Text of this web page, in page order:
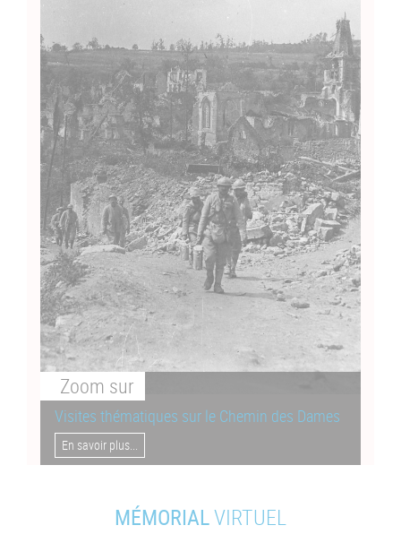
Zoom sur
Visites thématiques sur le Chemin des Dames
En savoir plus...
MÉMORIALVIRTUEL